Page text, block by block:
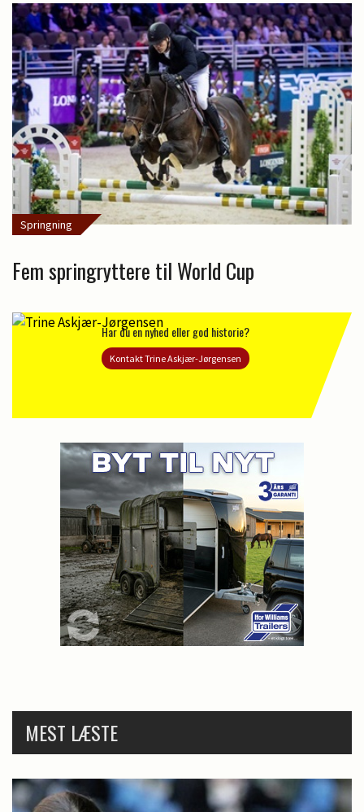
Springning
Fem springryttere til World Cup
Har du en nyhed eller god historie?
Kontakt Trine Askjær-Jørgensen
MEST LÆSTE